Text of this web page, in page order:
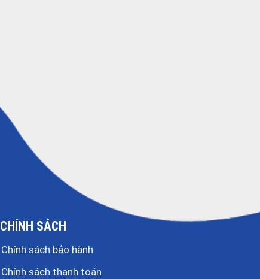
CHÍNH SÁCH
Chính sách bảo hành
Chính sách thanh toán